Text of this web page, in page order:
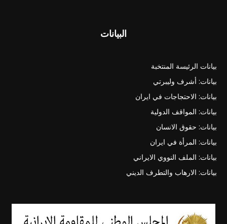
البيانات
بيانات الرئيسة المنتخبة
بيانات: أشرف وليبرتي
بيانات: الاحتجاجات في ايران
بيانات: المواقف الدولية
بيانات: حقوق الانسان
بيانات: المرأة في ايران
بيانات: الملف النووي الايراني
بيانات: الارهاب والتطرف الديني